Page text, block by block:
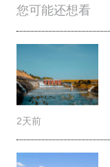
您可能还想看
2天前